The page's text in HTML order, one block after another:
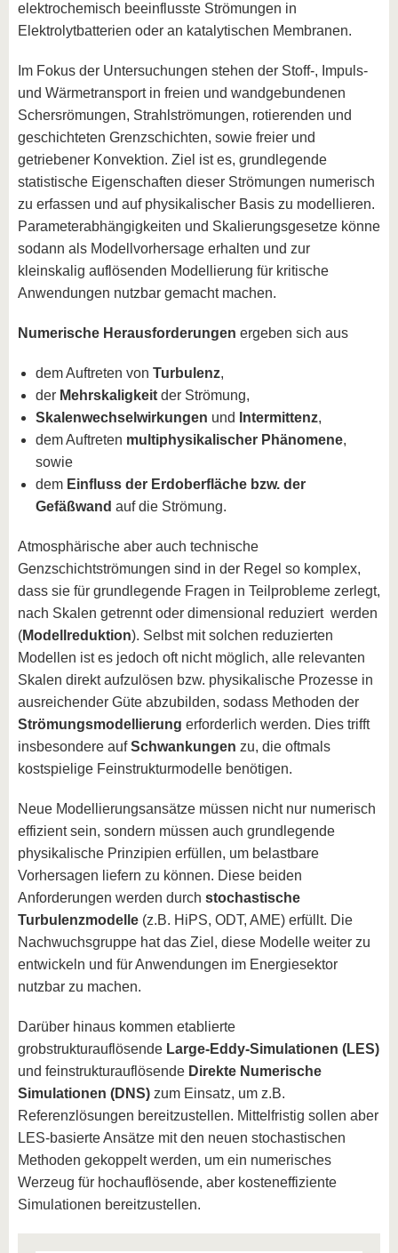
elektrochemisch beeinflusste Strömungen in
Elektrolytbatterien oder an katalytischen Membranen.
Im Fokus der Untersuchungen stehen der Stoff-, Impuls-
und Wärmetransport in freien und wandgebundenen
Schersrömungen, Strahlströmungen, rotierenden und
geschichteten Grenzschichten, sowie freier und
getriebener Konvektion. Ziel ist es, grundlegende
statistische Eigenschaften dieser Strömungen numerisch
zu erfassen und auf physikalischer Basis zu modellieren.
Parameterabhängigkeiten und Skalierungsgesetze könne
sodann als Modellvorhersage erhalten und zur
kleinskalig auflösenden Modellierung für kritische
Anwendungen nutzbar gemacht machen.
Numerische Herausforderungen ergeben sich aus
dem Auftreten von Turbulenz,
der Mehrskaligkeit der Strömung,
Skalenwechselwirkungen und Intermittenz,
dem Auftreten multiphysikalischer Phänomene,
sowie
dem Einfluss der Erdoberfläche bzw. der
Gefäßwand auf die Strömung.
Atmosphärische aber auch technische
Genzschichtströmungen sind in der Regel so komplex,
dass sie für grundlegende Fragen in Teilprobleme zerlegt,
nach Skalen getrennt oder dimensional reduziert werden
(Modellreduktion). Selbst mit solchen reduzierten
Modellen ist es jedoch oft nicht möglich, alle relevanten
Skalen direkt aufzulösen bzw. physikalische Prozesse in
ausreichender Güte abzubilden, sodass Methoden der
Strömungsmodellierung erforderlich werden. Dies trifft
insbesondere aufSchwankungen zu, die oftmals
kostspielige Feinstrukturmodelle benötigen.
Neue Modellierungsansätze müssen nicht nur numerisch
effizient sein, sondern müssen auch grundlegende
physikalische Prinzipien erfüllen, um belastbare
Vorhersagen liefern zu können. Diese beiden
Anforderungen werden durch stochastische
Turbulenzmodelle (z.B. HiPS, ODT, AME) erfüllt. Die
Nachwuchsgruppe hat das Ziel, diese Modelle weiter zu
entwickeln und für Anwendungen im Energiesektor
nutzbar zu machen.
Darüber hinaus kommen etablierte
grobstrukturauflösende Large-Eddy-Simulationen (LES)
und feinstrukturauflösende Direkte Numerische
Simulationen (DNS) zum Einsatz, um z.B.
Referenzlösungen bereitzustellen. Mittelfristig sollen aber
LES-basierte Ansätze mit den neuen stochastischen
Methoden gekoppelt werden, um ein numerisches
Werzeug für hochauflösende, aber kosteneffiziente
Simulationen bereitzustellen.